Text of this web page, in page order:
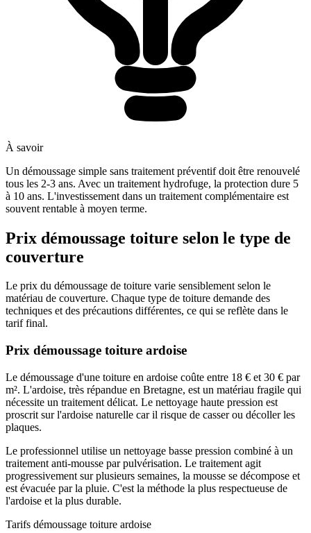
À savoir
Un démoussage simple sans traitement préventif doit être renouvelé
tous les 2-3 ans. Avec un traitement hydrofuge, la protection dure 5
à 10 ans. L'investissement dans un traitement complémentaire est
souvent rentable à moyen terme.
Prix démoussage toiture selon le type de
couverture
Le prix du démoussage de toiture varie sensiblement selon le
matériau de couverture. Chaque type de toiture demande des
techniques et des précautions différentes, ce qui se reflète dans le
tarif final.
Prix démoussage toiture ardoise
Le démoussage d'une toiture en ardoise coûte entre 18 € et 30 € par
m². L'ardoise, très répandue en Bretagne, est un matériau fragile qui
nécessite un traitement délicat. Le nettoyage haute pression est
proscrit sur l'ardoise naturelle car il risque de casser ou décoller les
plaques.
Le professionnel utilise un nettoyage basse pression combiné à un
traitement anti-mousse par pulvérisation. Le traitement agit
progressivement sur plusieurs semaines, la mousse se décompose et
est évacuée par la pluie. C'est la méthode la plus respectueuse de
l'ardoise et la plus durable.
Tarifs démoussage toiture ardoise